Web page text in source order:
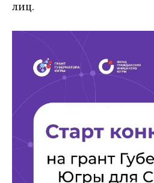
лиц.